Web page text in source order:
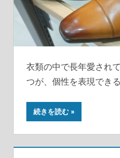
衣類の中で長年愛され
つが、個性を表現でき
続きを読む